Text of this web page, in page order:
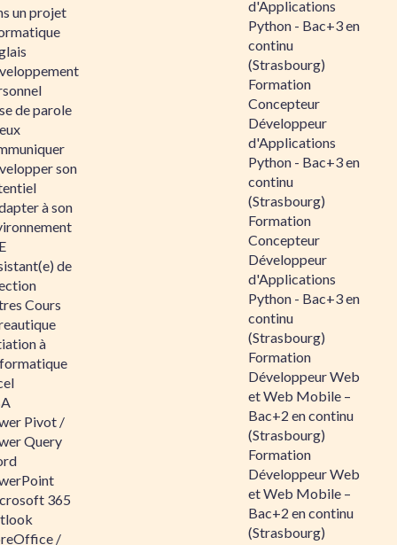
un projet
de parole
son
à son
de
Cours
à
Pivot /
Query
365
/
d'Applications
Python - Bac+3 en
continu
(Strasbourg)
Formation
Concepteur
Développeur
d'Applications
Python - Bac+3 en
continu
(Strasbourg)
Formation
Concepteur
Développeur
d'Applications
Python - Bac+3 en
continu
(Strasbourg)
Formation
Développeur Web
et Web Mobile –
Bac+2 en continu
(Strasbourg)
Formation
Développeur Web
et Web Mobile –
Bac+2 en continu
(Strasbourg)